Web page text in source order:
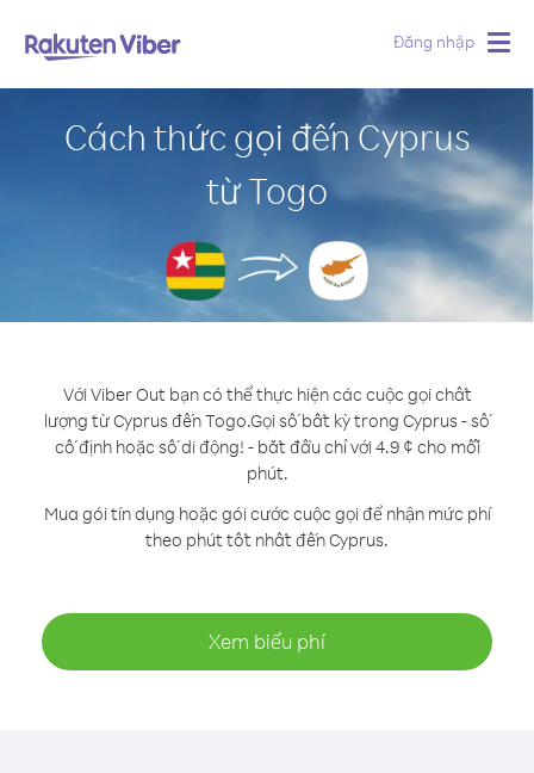
Đăng nhập
Cách thức gọi đến Cyprus
từ Togo
Với Viber Out bạn có thể thực hiện các cuộc gọi chất
lượng từ Cyprus đến Togo.Gọi số bất kỳ trong Cyprus - số
cố định hoặc số di động! - bắt đầu chỉ với 4.9 ¢ cho mỗi
phút.
Mua gói tín dụng hoặc gói cước cuộc gọi để nhận mức phí
theo phút tốt nhất đến Cyprus.
Xem biểu phí